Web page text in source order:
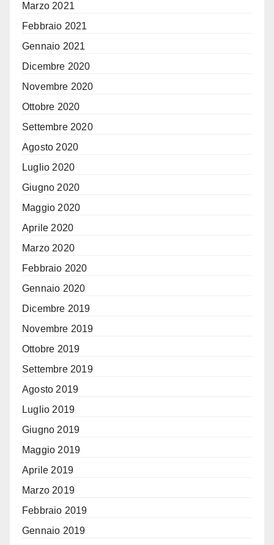
Marzo 2021
Febbraio 2021
Gennaio 2021
Dicembre 2020
Novembre 2020
Ottobre 2020
Settembre 2020
Agosto 2020
Luglio 2020
Giugno 2020
Maggio 2020
Aprile 2020
Marzo 2020
Febbraio 2020
Gennaio 2020
Dicembre 2019
Novembre 2019
Ottobre 2019
Settembre 2019
Agosto 2019
Luglio 2019
Giugno 2019
Maggio 2019
Aprile 2019
Marzo 2019
Febbraio 2019
Gennaio 2019